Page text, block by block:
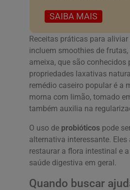
SAIBA MAIS
Receitas práticas para
incluem smoothies de
ameixa, que são conhecidos
propriedades laxativas
remédio caseiro popular é a
morna com limão, tomado
também auxilia na
O uso de probióticos pode
alternativa interessante. Eles
restaurar a flora intestinal e
saúde digestiva em geral.
Quando buscar